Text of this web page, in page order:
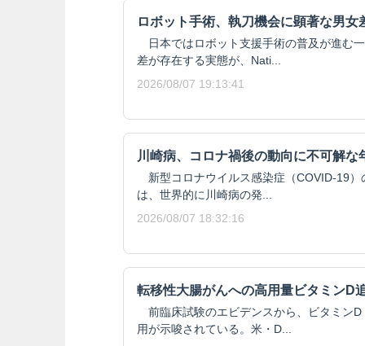
ロボット手術、執刀機会に顕著な男女
日本ではロボット支援手術の普及が進む
差が存在する実態が、Nati...
2026/08/07 19:13:41
川崎病、コロナ禍後の動向に不可解な
新型コロナウイルス感染症（COVID-19）
は、世界的に川崎病の発...
2026/08/07 18:32:16
転移性大腸がんへの高用量ビタミンD
前臨床試験のエビデンスから、ビタミン
用が示唆されている。米・D...